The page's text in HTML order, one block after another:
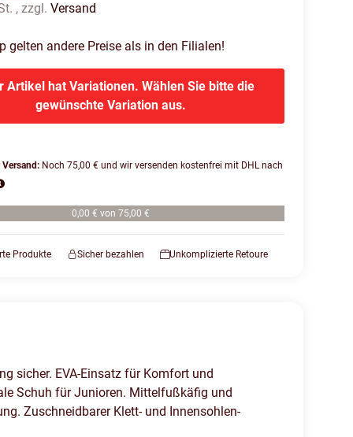
, zzgl.Versand
gelten andere Preise als in den Filialen!
Artikel hat Variationen. Wählen Sie bitte die
gewünschte Variation aus.
Versand: Noch 75,00 € und wir versenden kostenfrei mit DHL nach
0,00 € von 75,00 €
Produkte Sicher bezahlen Unkomplizierte Retoure
sicher. EVA-Einsatz für Komfort und
Schuh für Junioren. Mittelfußkäfig und
Zuschneidbarer Klett- und Innensohlen-